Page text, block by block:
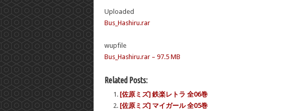
Uploaded
Bus_Hashiru.rar
wupfile
Bus_Hashiru.rar – 97.5 MB
Related Posts:
[佐原ミズ] 鉄楽レトラ 全06巻
[佐原ミズ] マイガール 全05巻